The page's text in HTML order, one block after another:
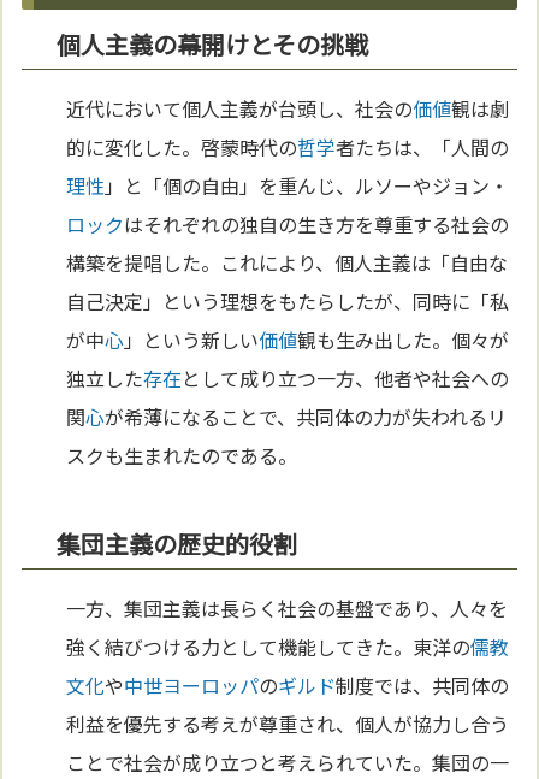
個人主義の幕開けとその挑戦
近代において個人主義が台頭し、社会の価値観は劇
的に変化した。啓蒙時代の哲学者たちは、「人間の
理性」と「個の自由」を重んじ、ルソーやジョン・
ロックはそれぞれの独自の生き方を尊重する社会の
構築を提唱した。これにより、個人主義は「自由な
自己決定」という理想をもたらしたが、同時に「私
が中心」という新しい価値観も生み出した。個々が
独立した存在として成り立つ一方、他者や社会への
関心が希薄になることで、共同体の力が失われるリ
スクも生まれたのである。
集団主義の歴史的役割
一方、集団主義は長らく社会の基盤であり、人々を
強く結びつける力として機能してきた。東洋の儒教
文化や中世ヨーロッパのギルド制度では、共同体の
利益を優先する考えが尊重され、個人が協力し合う
ことで社会が成り立つと考えられていた。集団の一